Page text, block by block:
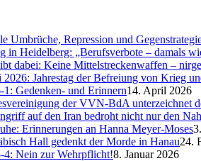
Umbrüche, Repression und
in Heidelberg: „Berufsverbote – damals
dabei: Keine Mittelstreckenwaffen –
2026: Jahrestag der Befreiung von Krieg
Gedenken- und Erinnern14. April 2026
der VVN-BdA unterzeichnet
auf den Iran bedroht nicht nur den
Erinnerungen an Hanna Meyer-Moses
Hall gedenkt der Morde in Hanau24.
4: Nein zur Wehrpflicht!8. Januar 2026